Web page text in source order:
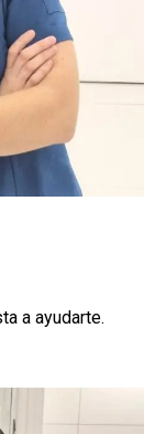
a ayudarte.